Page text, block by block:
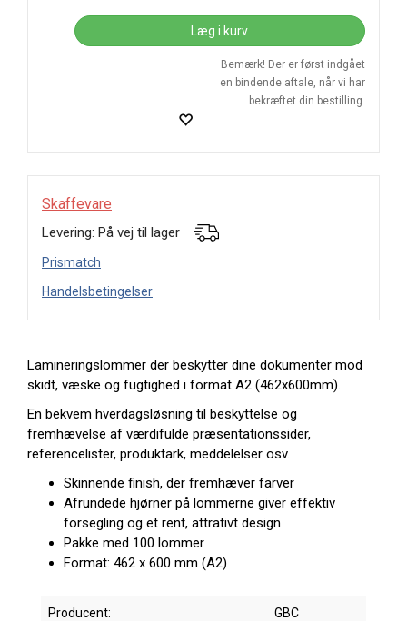
Læg i kurv
Bemærk! Der er først indgået
en bindende aftale, når vi har
bekræftet din bestilling.
Skaffevare
Levering: På vej til lager
Prismatch
Handelsbetingelser
Lamineringslommer der beskytter dine dokumenter mod
skidt, væske og fugtighed i format A2 (462x600mm).
En bekvem hverdagsløsning til beskyttelse og
fremhævelse af værdifulde præsentationssider,
referencelister, produktark, meddelelser osv.
Skinnende finish, der fremhæver farver
Afrundede hjørner på lommerne giver effektiv
forsegling og et rent, attrativt design
Pakke med 100 lommer
Format: 462 x 600 mm (A2)
Producent: GBC